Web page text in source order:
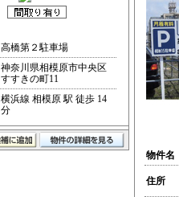
高橋第２駐車場
神奈川県相模原市中央区
すすきの町11
横浜線 相模原 駅 徒歩 14
分
物件名
住所